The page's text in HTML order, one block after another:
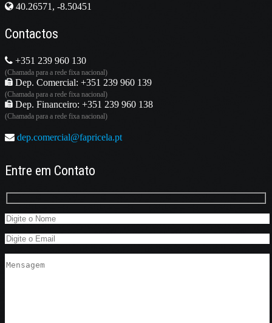
40.26571, -8.50451
Contactos
+351 239 960 130
(Chamada para a rede fixa nacional)
Dep. Comercial: +351 239 960 139
(Chamada para a rede fixa nacional)
Dep. Financeiro: +351 239 960 138
(Chamada para a rede fixa nacional)
dep.comercial@fapricela.pt
Entre em Contato